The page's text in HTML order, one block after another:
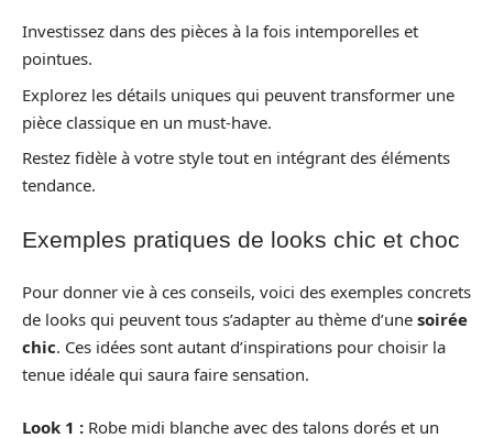
Investissez dans des pièces à la fois intemporelles et
pointues.
Explorez les détails uniques qui peuvent transformer une
pièce classique en un must-have.
Restez fidèle à votre style tout en intégrant des éléments
tendance.
Exemples pratiques de looks chic et choc
Pour donner vie à ces conseils, voici des exemples concrets
de looks qui peuvent tous s’adapter au thème d’une soirée
chic. Ces idées sont autant d’inspirations pour choisir la
tenue idéale qui saura faire sensation.
Look 1 : Robe midi blanche avec des talons dorés et un